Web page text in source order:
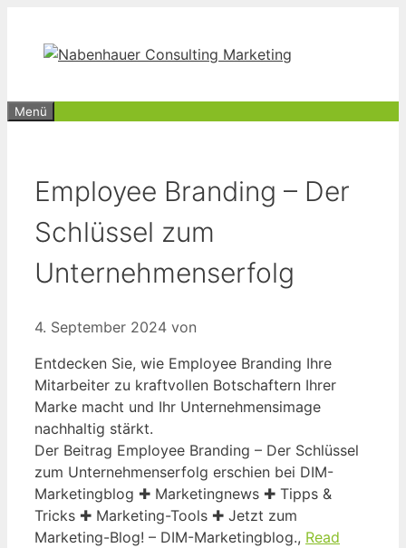
springen
Menü
Employee Branding – Der
Schlüssel zum
Unternehmenserfolg
4. September 2024 von
Entdecken Sie, wie Employee Branding Ihre
Mitarbeiter zu kraftvollen Botschaftern Ihrer
Marke macht und Ihr Unternehmensimage
nachhaltig stärkt.
Der Beitrag Employee Branding – Der Schlüssel
zum Unternehmenserfolg erschien bei DIM-
Marketingblog ✚ Marketingnews ✚ Tipps &
Tricks ✚ Marketing-Tools ✚ Jetzt zum
Marketing-Blog! – DIM-Marketingblog., Read